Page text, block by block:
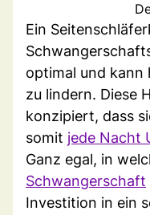
Ein
optimal und kann
zu lindern. Diese
konzipiert, dass
somit jede Nacht
Ganz egal, in
Schwangerschaft
Investition in ein